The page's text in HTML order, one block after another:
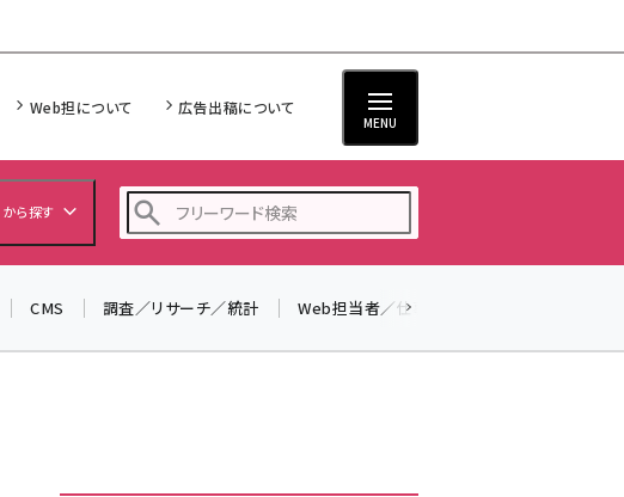
Web担について 広告出稿について
MENU
から探す
CMS 調査／リサーチ／統計 Web担当者／仕事